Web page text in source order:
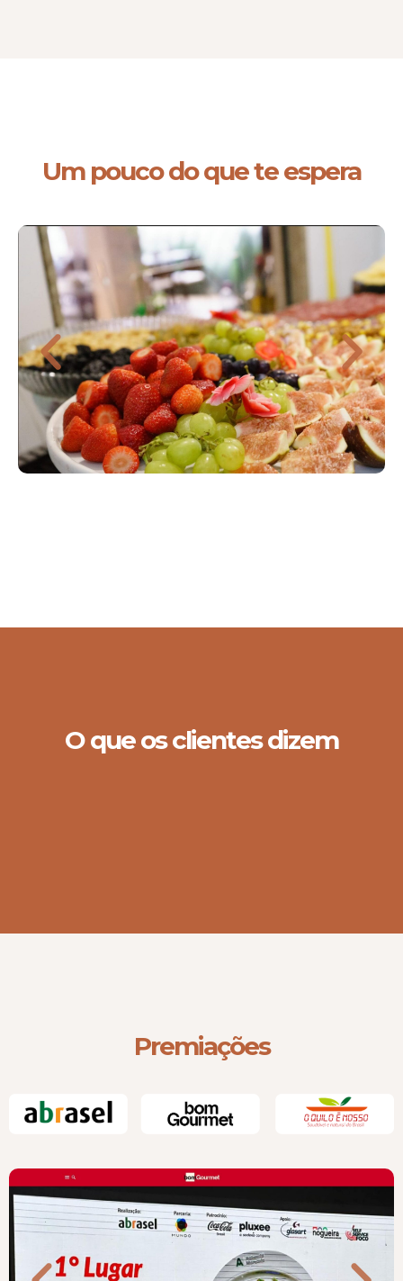
Um pouco do que te espera
O que os clientes dizem
Premiações